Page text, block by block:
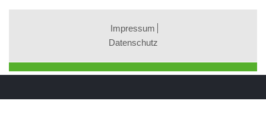
Impressum
Datenschutz